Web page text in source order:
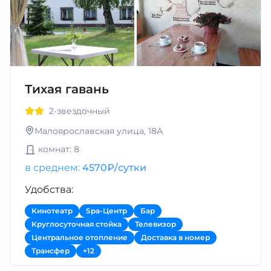
Тихая гавань
2-звездочный
Малоярославская улица, 18А
комнат: 8
в среднем: 4570₽/сутки
Удобства:
Кинотеатр Spa-Центр
Бар
Круглосуточная стойка
Телевизор
Центральное отопление
Доставка в номер
Трансфер
+12